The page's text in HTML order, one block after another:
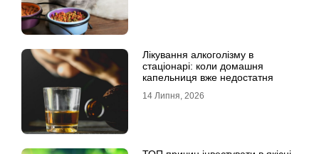
Лікування алкоголізму в
стаціонарі: коли домашня
капельниця вже недостатня
14 Липня, 2026